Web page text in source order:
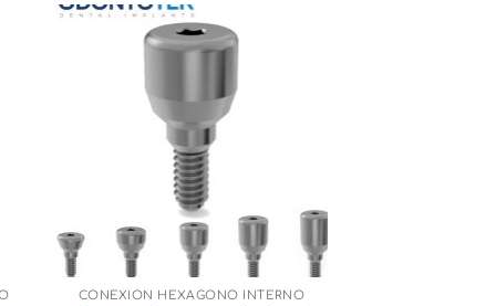
CONEXIÓN HEXÁGONO INTERNO